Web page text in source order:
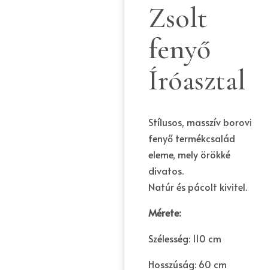
Zsolt
fenyő
Íróasztal
Stílusos, masszív borovi
fenyő termékcsalád
eleme, mely örökké
divatos.
Natúr és pácolt kivitel.
Mérete:
Szélesség: 110 cm
Hosszúság: 60 cm